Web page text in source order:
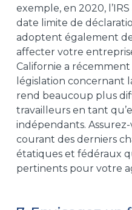
exemple, en 2020,
date limite de
adoptent également
affecter votre
Californie a
législation concernant
rend beaucoup plus
travailleurs en tant
indépendants.
courant des derniers
étatiques et fédéraux
pertinents pour votre